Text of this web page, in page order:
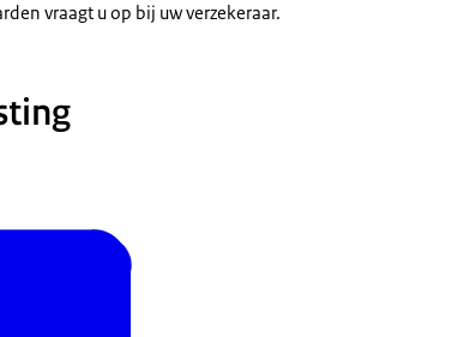
vraagt u op bij uw verzekeraar.